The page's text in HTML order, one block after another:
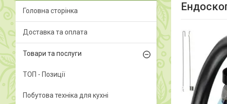
Головна сторінка
Доставка та оплата
Товари та послуги
ТОП - Позиції
Побутова техніка для кухні